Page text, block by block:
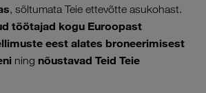
, sõltumata Teie ettevõtte asukohast.
töötajad kogu Euroopast
eest alates broneerimisest
ning nõustavad Teid Teie